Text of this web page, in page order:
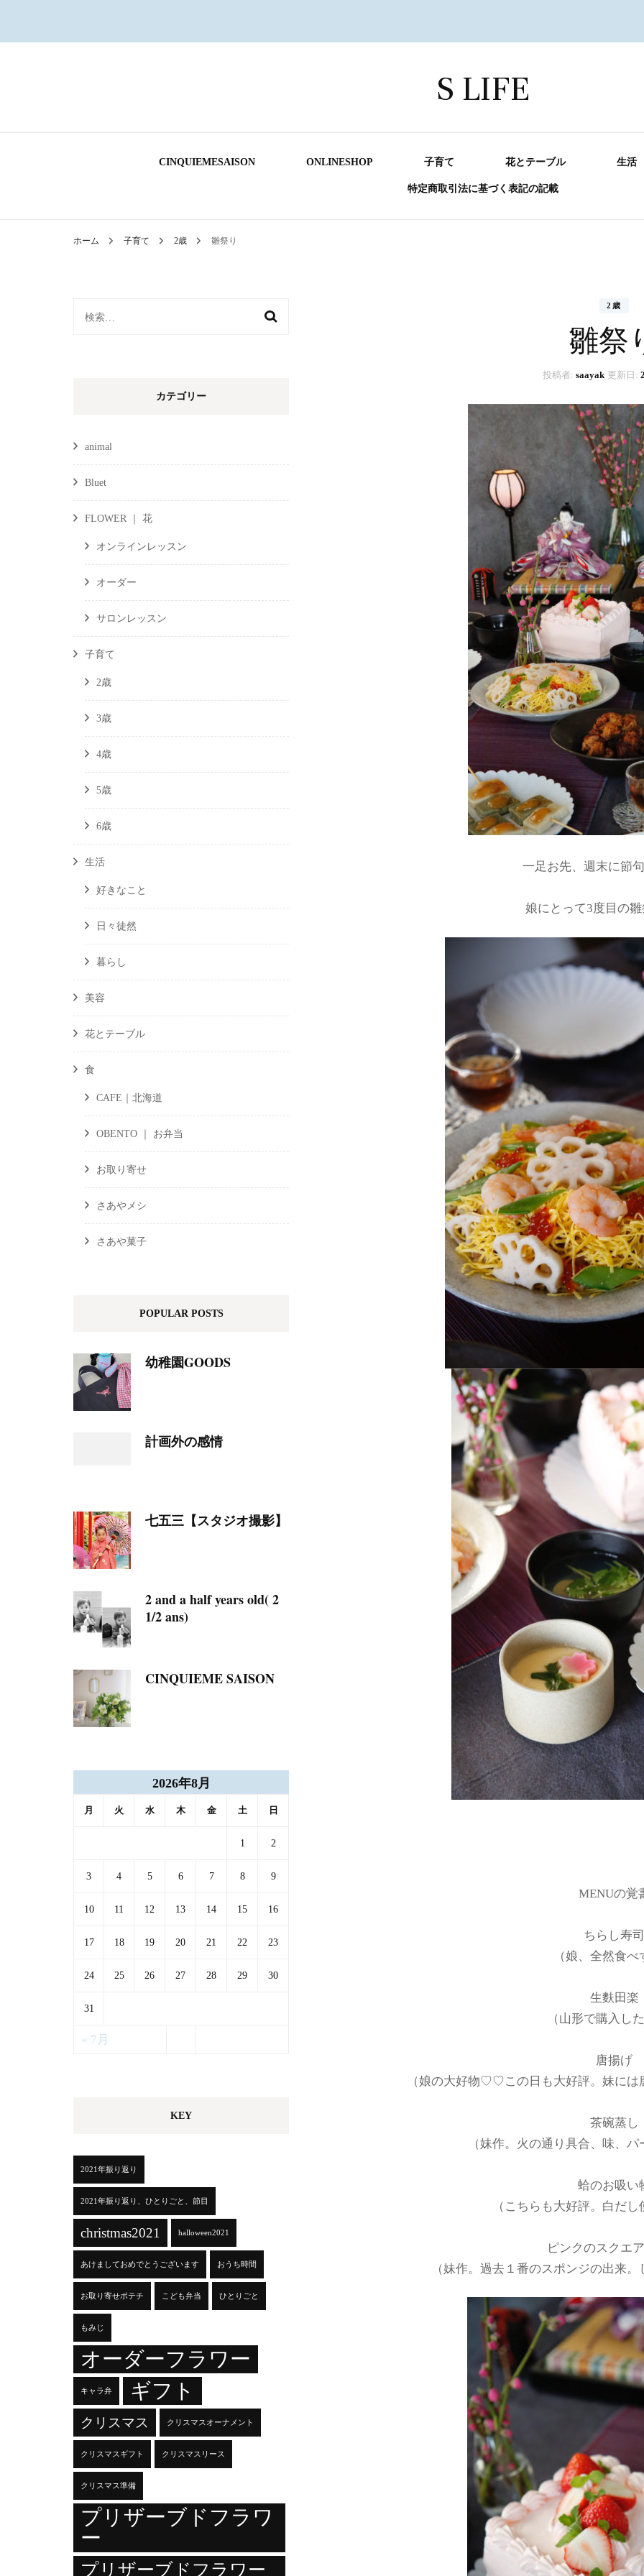
S LIFE
CINQUIEMESAISON ONLINESHOP 子育て 花とテーブル 生活
特定商取引法に基づく表記の記載
ホーム 子育て 2歳 雛祭り
2歳
雛祭
投稿者: saayak 更新日:
一足お先、週末に節
娘にとって3度目の
MENUの覚
ちらし寿司
（娘、全然食べ
生麩田楽
（山形で購入し
唐揚げ
（娘の大好物♡♡この日も大好評。妹には
茶碗蒸し
（妹作。火の通り具合、味、
蛤のお吸い
（こちらも大好評。白だ
ピンクのスクエ
（妹作。過去１番のスポンジの出来
検
カテゴリー
animal
Bluet
FLOWER ｜ 花
オンラインレッスン
オーダー
サロンレッスン
子育て
2歳
3歳
4歳
5歳
6歳
生活
好きなこと
日々徒然
暮らし
美容
花とテーブル
食
CAFE｜北海道
OBENTO ｜ お弁当
お取り寄せ
さあやメシ
さあや菓子
POPULAR POSTS
幼稚園GOODS
計画外の感情
七五三【スタジオ撮影】
2 and a half years old( 2
1/2 ans)
CINQUIEME SAISON
2026年8月
月 火 水 木 金 土 日
1 2
3 4 5 6 7 8 9
10 11 12 13 14 15 16
17 18 19 20 21 22 23
24 25 26 27 28 29 30
31
« 7月
KEY
2021年振り返り
2021年振り返り、ひとりごと、節目
christmas2021 halloween2021
あけましておめでとうございます おうち時間
お取り寄せポテチ こども弁当 ひとりごと
もみじ
オーダーフラワー
キャラ弁 ギフト
クリスマス クリスマスオーナメント
クリスマスギフト クリスマスリース
クリスマス準備
プリザーブドフラワ
ー
プリザーブドフラワー